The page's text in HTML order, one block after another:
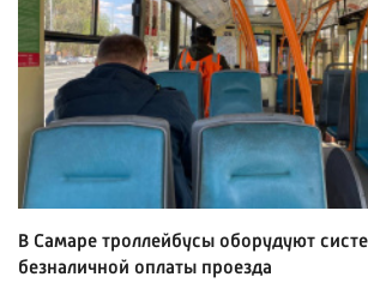
В Самаре троллейбусы оборудуют
безналичной оплаты проезда